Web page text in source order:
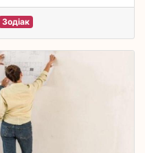
Зодіак